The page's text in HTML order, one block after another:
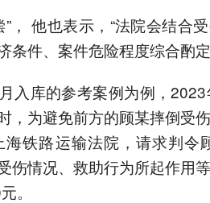
， 他也表示，“法院会结合
件、案件危险程度综合酌定
入库的参考案例为例，
，为避免前方的顾某摔倒受
铁路运输法院，请求判令
伤情况、救助行为所起作用
。